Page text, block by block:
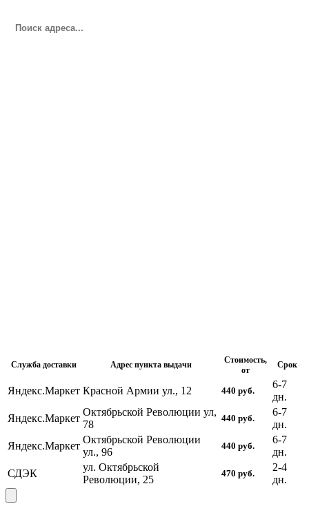
Служба доставки Адрес пункта выдачи
Стоимость,
от
Срок
Яндекс.Маркет Красной Армии ул., 12 440 руб.
6-7
дн.
Яндекс.Маркет
Октябрьской Революции ул,
78
440 руб.
6-7
дн.
Яндекс.Маркет
Октябрьской Революции
ул., 96
440 руб.
6-7
дн.
СДЭК
ул. Октябрьской
Революции, 25
470 руб.
2-4
дн.